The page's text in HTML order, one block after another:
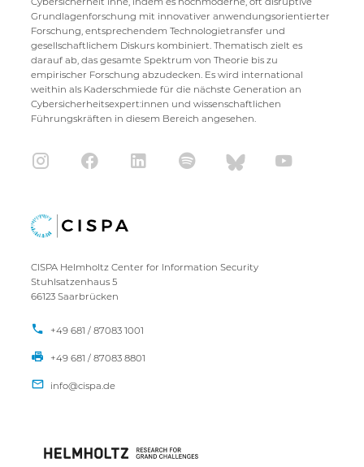
Grundlagenforschung mit innovativer anwendungsorientierter
Forschung, entsprechendem Technologietransfer und
gesellschaftlichem Diskurs kombiniert. Thematisch zielt es
darauf ab, das gesamte Spektrum von Theorie bis zu
empirischer Forschung abzudecken. Es wird international
weithin als Kaderschmiede für die nächste Generation an
Cybersicherheitsexpert:innen und wissenschaftlichen
Führungskräften in diesem Bereich angesehen.
CISPA Helmholtz Center for Information Security
Stuhlsatzenhaus 5
66123 Saarbrücken
+49 681 / 87083 1001
+49 681 / 87083 8801